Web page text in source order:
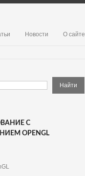
Новости О сайте
С
OPENGL